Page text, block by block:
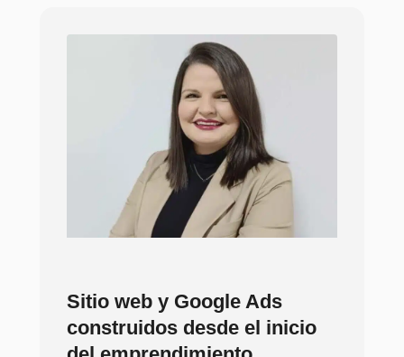
Sitio web y Google Ads
construidos desde el inicio